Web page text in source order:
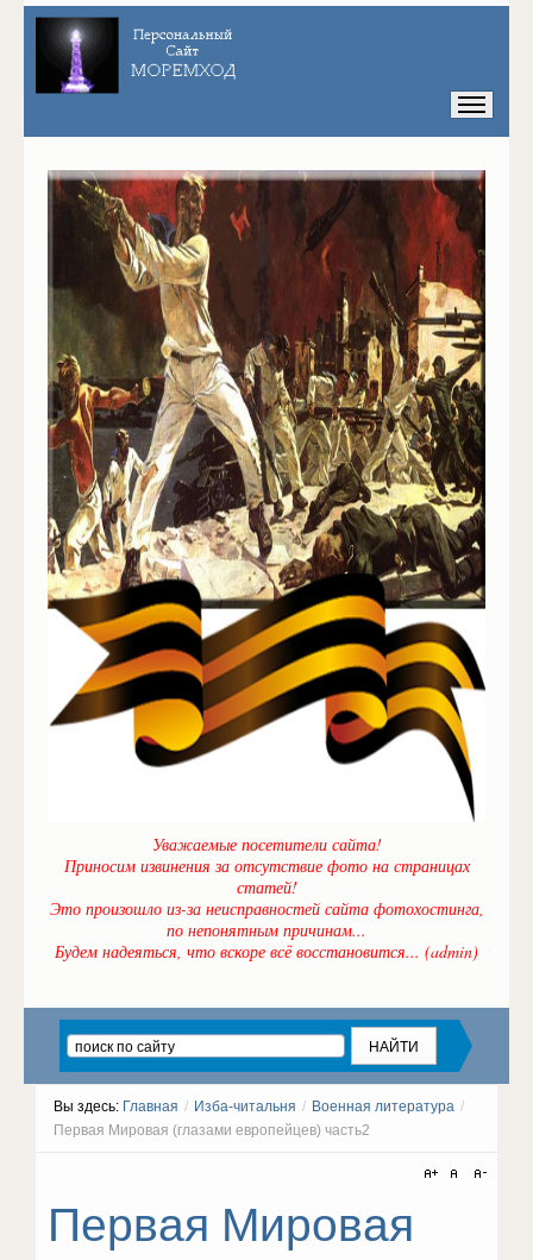
Уважаемые посетители сайта!
Приносим извинения за отсутствие фото на страницах
статей!
Это произошло из-за неисправностей сайта фотохостинга,
по непонятным причинам...
Будем надеяться, что вскоре всё восстановится... (admin)
Вы здесь: Главная / Изба-читальня / Военная литература /
Первая Мировая (глазами европейцев) часть2
Первая Мировая